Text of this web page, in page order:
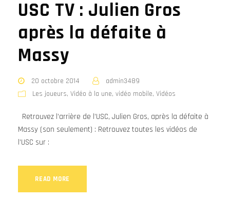
USC TV : Julien Gros
après la défaite à
Massy
20 octobre 2014
admin3489
Les joueurs, Vidéo à la une, vidéo mobile, Vidéos
Retrouvez l’arrière de l’USC, Julien Gros, après la défaite à
Massy (son seulement) : Retrouvez toutes les vidéos de
l’USC sur :
READ MORE